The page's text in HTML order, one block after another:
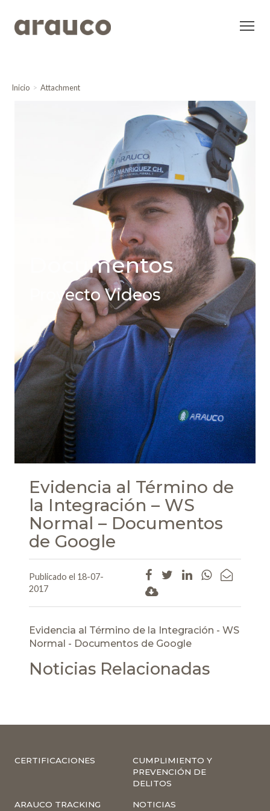
Inicio Attachment
Documentos
Proyecto Videos
Evidencia al Término de
la Integración – WS
Normal – Documentos
de Google
Publicado el 18-07-
2017
Evidencia al Término de la Integración - WS
Normal - Documentos de Google
Noticias Relacionadas
CERTIFICACIONES
CUMPLIMIENTO Y
PREVENCIÓN DE
DELITOS
ARAUCO TRACKING
NOTICIAS